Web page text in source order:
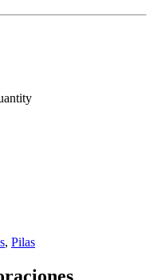
, Pilas